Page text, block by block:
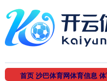
首页 沙巴体育网体育信息